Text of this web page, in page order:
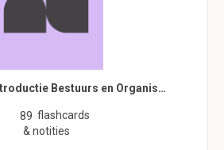
Bestuurs en Organis…
89 flashcards
& notities